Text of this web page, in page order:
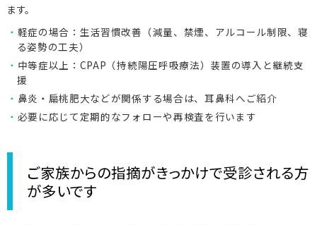
ます。
軽症の場合：生活習慣改善（減量、禁煙、アルコール制限、寝
る姿勢の工夫）
中等症以上：CPAP（持続陽圧呼吸療法）装置の導入と継続支
援
鼻炎・扁桃肥大などが関係する場合は、耳鼻科へご紹介
必要に応じて定期的なフォローや再検査を行います
ご家族からの指摘がきっかけで受診される方
が多いです